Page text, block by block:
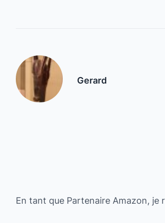
Gerard
En tant que Partenaire Amazon, je